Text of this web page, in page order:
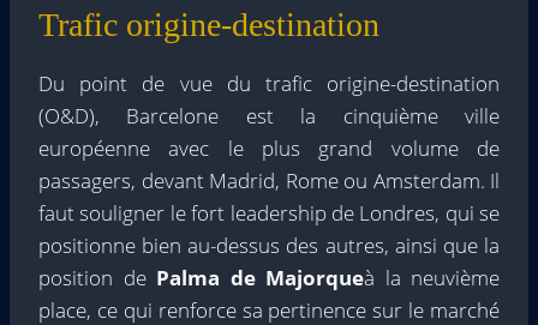
Trafic origine-destination
Du point de vue du trafic origine-destination
(O&D), Barcelone est la cinquième ville
européenne avec le plus grand volume de
passagers, devant Madrid, Rome ou Amsterdam. Il
faut souligner le fort leadership de Londres, qui se
positionne bien au-dessus des autres, ainsi que la
position de Palma de Majorqueà la neuvième
place, ce qui renforce sa pertinence sur le marché